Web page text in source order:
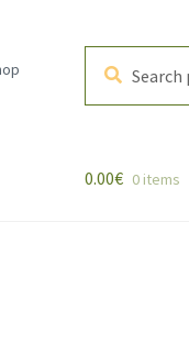
for:
0.00€ 0 items